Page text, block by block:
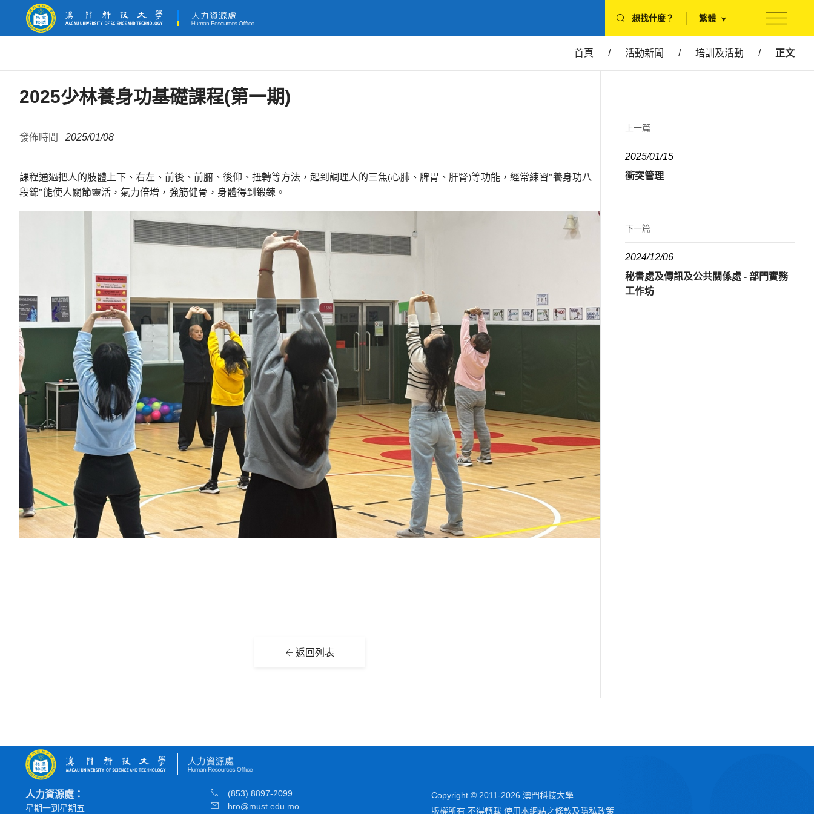
想找什麼？ 繁體
首頁 / 活動新聞 / 培訓及活動 / 正文
2025少林養身功基礎課程(第一期)
發佈時間 2025/01/08
課程通過把人的肢體上下、右左、前後、前腑、後仰、扭轉等方法，起到調理人的三焦(心肺、脾胃、肝腎)等功能，經常練習"養身功八
段錦"能使人關節靈活，氣力倍增，強筋健骨，身體得到鍛鍊。
返回列表
上一篇
2025/01/15
衝突管理
下一篇
2024/12/06
秘書處及傳訊及公共關係處 - 部門實務
工作坊
人力資源處：
星期一到星期五
(853) 8897-2099
hro@must.edu.mo
Copyright © 2011-2026 澳門科技大學
版權所有 不得轉載 使用本網站之條款及隱私政策